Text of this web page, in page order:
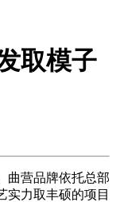
取模子
营品牌依托总部
实力取丰硕的项目